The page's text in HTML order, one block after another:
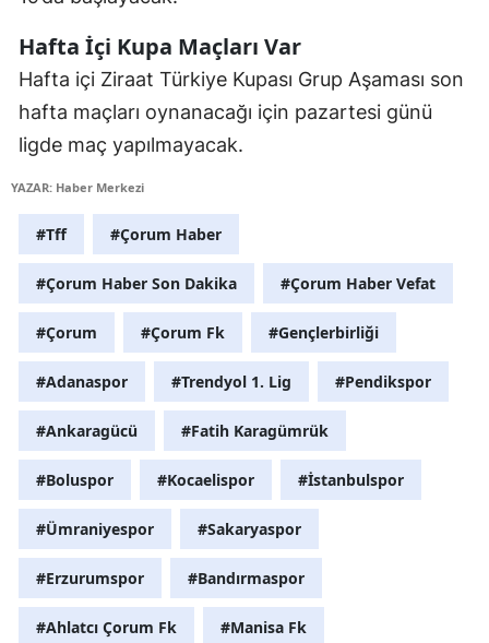
Tekirdağ
Şanlıurfa
Uşak
Van
Yozgat
Zonguldak
Aksaray
Hafta İçi Kupa Maçları Var
Hafta içi Ziraat Türkiye Kupası Grup Aşaması son
hafta maçları oynanacağı için pazartesi günü
ligde maç yapılmayacak.
YAZAR: Haber Merkezi
#Tff #Çorum Haber
#Çorum Haber Son Dakika #Çorum Haber Vefat
#Çorum #Çorum Fk #Gençlerbirliği
#Adanaspor #Trendyol 1. Lig #Pendikspor
#Ankaragücü #Fatih Karagümrük
#Boluspor #Kocaelispor #İstanbulspor
#Ümraniyespor #Sakaryaspor
#Erzurumspor #Bandırmaspor
#Ahlatcı Çorum Fk #Manisa Fk